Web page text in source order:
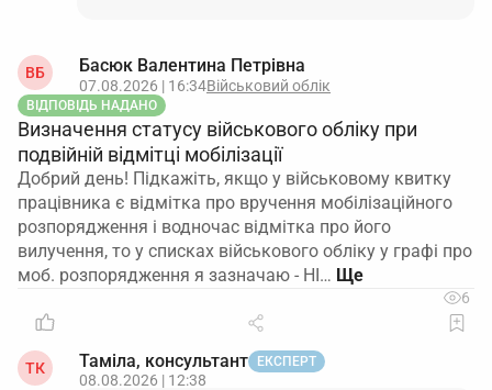
ВБ Басюк Валентина Петрівна
07.08.2026 | 16:34Військовий облік
ВІДПОВІДЬ НАДАНО
Визначення статусу військового обліку при
подвійній відмітці мобілізації
Добрий день! Підкажіть, якщо у військовому квитку
працівника є відмітка про вручення мобілізаційного
розпорядження і водночас відмітка про його
вилучення, то у списках військового обліку у графі про
моб. розпорядження я зазначаю - НІ…
6
ТК Таміла, консультант ЕКСПЕРТ
08.08.2026 | 12:38